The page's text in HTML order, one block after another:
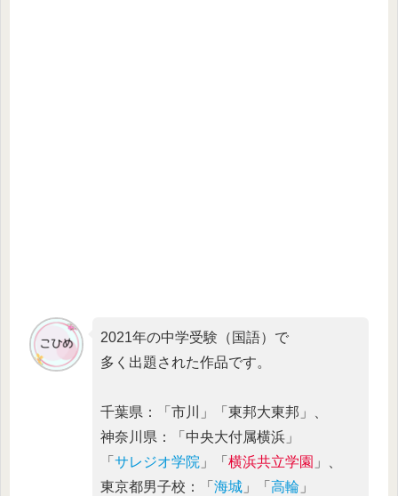
2021年の中学受験（国語）で
多く出題された作品です。
千葉県：「市川」「東邦大東邦」、
神奈川県：「中央大付属横浜」
「サレジオ学院 」「横浜共立学園 」、
東京都男子校：「海城 」「高輪 」